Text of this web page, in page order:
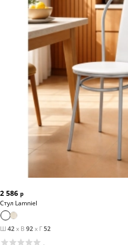
сиденья обеспечивает
времяпровождение. ОБИВКА сиденья выполнена из
микровелюра, в качестве
используется поролон. УХОД Легкий и простой уход за
столешницей. Запрещено: -
специальных подставок -
использования доски -
открытым небом, что
воздействию солнечных лучей
под прямыми солнечными
балкон, веранда и т.д.) Рекомендация по уходу за
сидением: чехол съемный
профилактическую чистку и
стула не используется
чистку пылесосом, а для
соответствии с инструкцией. *Оттенок ткани может
2 586 р
Стул Lamniel
Ш 42x В 92x Г52